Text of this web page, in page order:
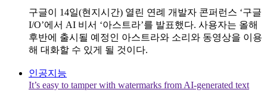
구글이 14일(현지시간) 열린 연례 개발자 콘퍼런스 ‘구글
I/O’에서 AI 비서 ‘아스트라’를 발표했다. 사용자는 올해
후반에 출시될 예정인 아스트라와 소리와 동영상을 이용
해 대화할 수 있게 될 것이다.
인공지능
It’s easy to tamper with watermarks from AI-generated text